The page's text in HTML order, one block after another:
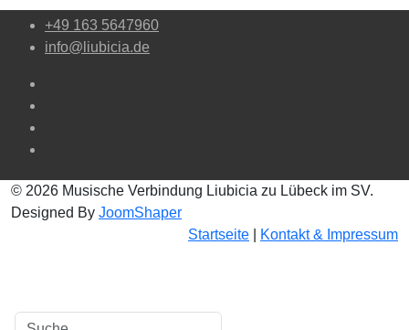
+49 163 5647960
info@liubicia.de
© 2026 Musische Verbindung Liubicia zu Lübeck im SV.
Designed By JoomShaper
Startseite
Kontakt & Impressum
Suchen